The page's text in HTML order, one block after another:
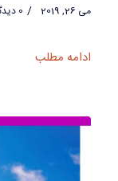
می 26, 2019 / 0 دیدگاه
ادامه مطلب